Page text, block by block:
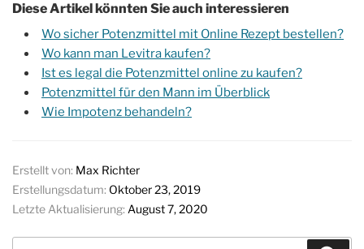
Diese Artikel könnten Sie auch interessieren
Wo sicher Potenzmittel mit Online Rezept bestellen?
Wo kann man Levitra kaufen?
Ist es legal die Potenzmittel online zu kaufen?
Potenzmittel für den Mann im Überblick
Wie Impotenz behandeln?
Erstellt von: Max Richter
Erstellungsdatum: Oktober 23, 2019
Letzte Aktualisierung: August 7, 2020